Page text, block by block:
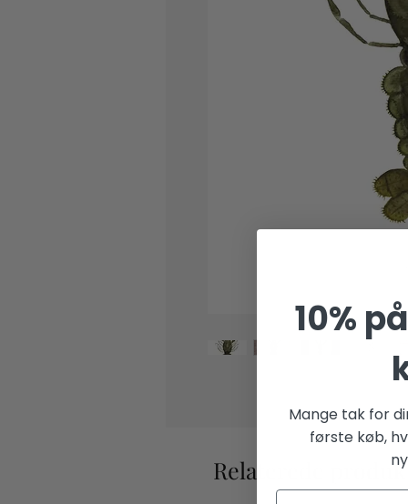
Relaterede
10%
Mange tak for
første køb,